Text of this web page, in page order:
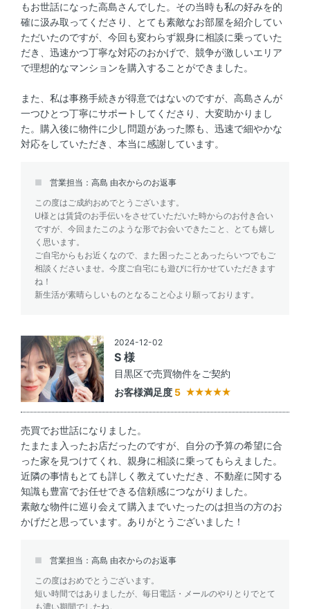
もお世話になった高島さんでした。その当時も私の好みを的
確に汲み取ってくださり、とても素敵なお部屋を紹介してい
ただいたのですが、今回も変わらず親身に相談に乗っていた
だき、迅速かつ丁寧な対応のおかげで、競争が激しいエリア
で理想的なマンションを購入することができました。
また、私は事務手続きが得意ではないのですが、高島さんが
一つひとつ丁寧にサポートしてくださり、大変助かりまし
た。購入後に物件に少し問題があった際も、迅速で細やかな
対応をしていただき、本当に感謝しています。
営業担当：高島 由衣からのお返事
この度はご成約おめでとうございます。
U様とは賃貸のお手伝いをさせていただいた時からのお付き合い
ですが、今回またこのような形でお会いできたこと、とても嬉し
く思います。
ご自宅からもお近くなので、また困ったことあったらいつでもご
相談くださいませ。今度ご自宅にも遊びに行かせていただきます
ね！
新生活が素晴らしいものとなること心より願っております。
2024-12-02
S 様
目黒区で売買物件をご契約
お客様満足度 5
売買でお世話になりました。
たまたま入ったお店だったのですが、自分の予算の希望に合
った家を見つけてくれ、親身に相談に乗ってもらえました。
近隣の事情もとても詳しく教えていただき、不動産に関する
知識も豊富でお任せできる信頼感につながりました。
素敵な物件に巡り会えて購入までいたったのは担当の方のお
かげだと思っています。ありがとうございました！
営業担当：高島 由衣からのお返事
この度はおめでとうございます。
短い時間ではありましたが、毎日電話・メールのやりとりでとて
も濃い期間でしたね。